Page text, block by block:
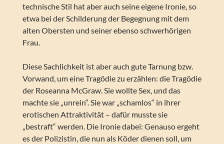
technische Stil hat aber auch seine eigene Ironie, so
etwa bei der Schilderung der Begegnung mit dem
alten Obersten und seiner ebenso schwerhörigen
Frau.
Diese Sachlichkeit ist aber auch gute Tarnung bzw.
Vorwand, um eine Tragödie zu erzählen: die Tragödie
der Roseanna McGraw. Sie wollte Sex, und das
machte sie „unrein“. Sie war „schamlos“ in ihrer
erotischen Attraktivität – dafür musste sie
„bestraft“ werden. Die Ironie dabei: Genauso ergeht
es der Polizistin, die nun als Köder dienen soll, um